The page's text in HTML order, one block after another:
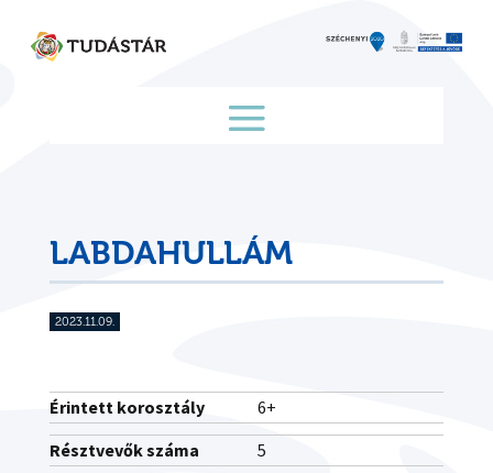
content
LABDAHULLÁM
2023.11.09.
Érintett korosztály
6+
Résztvevők száma
5